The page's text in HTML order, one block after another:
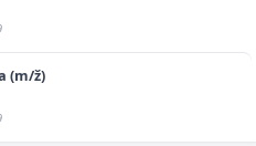
(m/ž)